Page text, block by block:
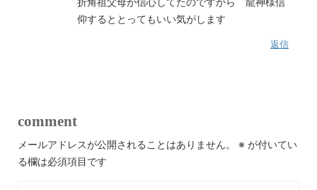
仰するととってもいい気がします
返信
comment
メールアドレスが公開されることはありません。 ※ が付いてい
る欄は必須項目です